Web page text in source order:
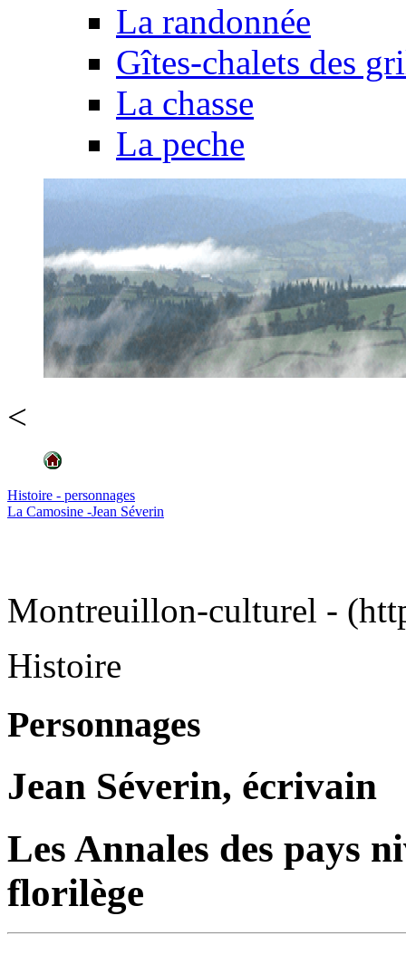
La randonnée
Gîtes-chalets des
La chasse
La peche
<
Histoire - personnages
La Camosine -Jean Séverin
Montreuillon-culturel -
Histoire
Personnages
Jean Séverin, écrivain
Les Annales des pays
florilège